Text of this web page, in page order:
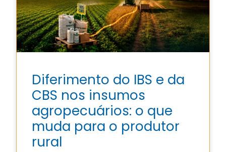
Diferimento do IBS e da
CBS nos insumos
agropecuários: o que
muda para o produtor
rural